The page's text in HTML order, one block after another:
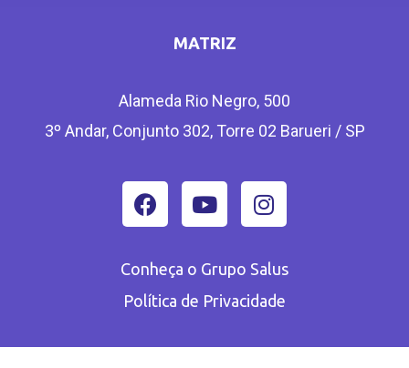
MATRIZ
Alameda Rio Negro, 500
3º Andar, Conjunto 302, Torre 02 Barueri / SP
Conheça o Grupo Salus
Política de Privacidade